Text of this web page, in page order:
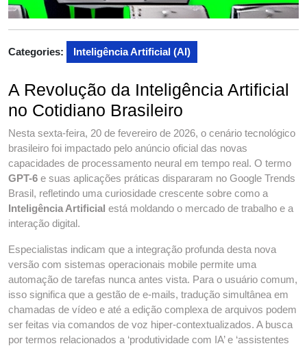
Categories: Inteligência Artificial (AI)
A Revolução da Inteligência Artificial
no Cotidiano Brasileiro
Nesta sexta-feira, 20 de fevereiro de 2026, o cenário tecnológico
brasileiro foi impactado pelo anúncio oficial das novas
capacidades de processamento neural em tempo real. O termo
GPT-6 e suas aplicações práticas dispararam no Google Trends
Brasil, refletindo uma curiosidade crescente sobre como a
Inteligência Artificial está moldando o mercado de trabalho e a
interação digital.
Especialistas indicam que a integração profunda desta nova
versão com sistemas operacionais mobile permite uma
automação de tarefas nunca antes vista. Para o usuário comum,
isso significa que a gestão de e-mails, tradução simultânea em
chamadas de vídeo e até a edição complexa de arquivos podem
ser feitas via comandos de voz hiper-contextualizados. A busca
por termos relacionados a ‘produtividade com IA’ e ‘assistentes